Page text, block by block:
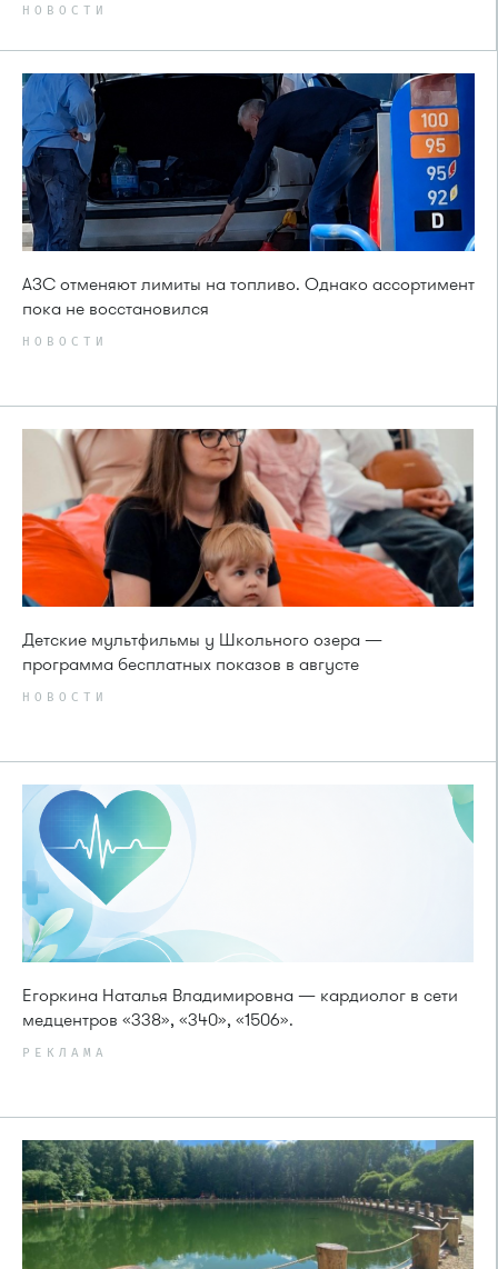
НОВОСТИ
АЗС отменяют лимиты на топливо. Однако ассортимент
пока не восстановился
НОВОСТИ
Детские мультфильмы у Школьного озера —
программа бесплатных показов в августе
НОВОСТИ
Егоркина Наталья Владимировна — кардиолог в сети
медцентров «338», «340», «1506».
РЕКЛАМА